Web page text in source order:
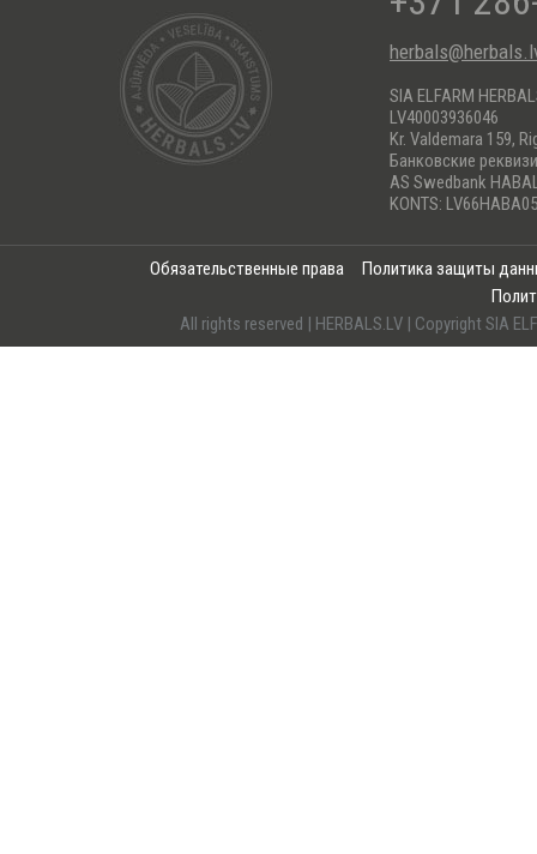
SIA ELFARM
LV40003936046
Kr. Valdemara 159,
Банковские
AS Swedbank
KONTS:
Обязательственные права
Политика защиты
All rights reserved | HERBALS.LV | Copyright SIA